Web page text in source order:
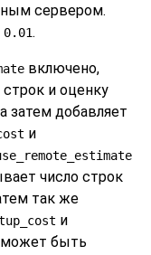
сервером.
0.01.
включено,
и оценку
затем добавляет
и
число строк
так же
и
может быть